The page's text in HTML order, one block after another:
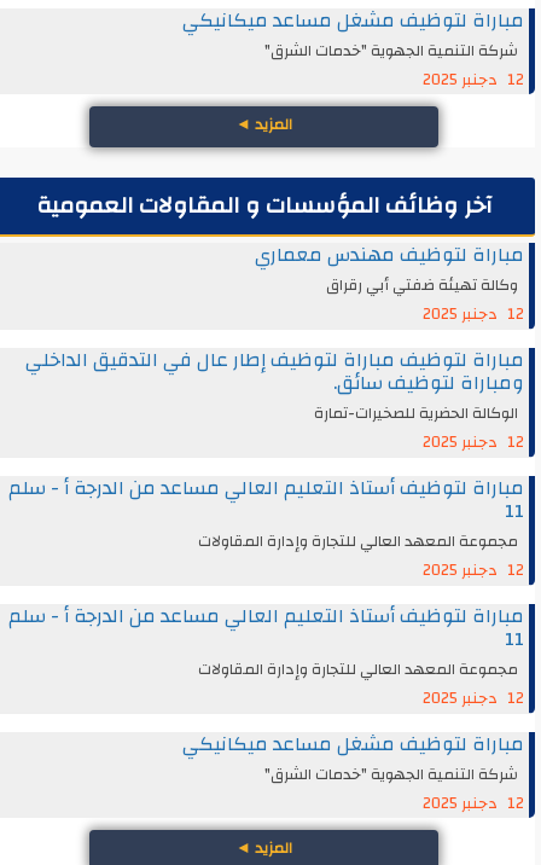
مباراة لتوظيف مشغل مساعد ميكانيكي
شركة التنمية الجهوية "خدمات الشرق"
12 دجنبر 2025
المزيد◄
آخر وظائف المؤسسات و المقاولات العمومية
مباراة لتوظيف مهندس معماري
وكالة تهيئة ضفتي أبي رقراق
12 دجنبر 2025
مباراة لتوظيف مباراة لتوظيف إطار عال في التدقيق الداخلي
ومباراة لتوظيف سائق.
الوكالة الحضرية للصخيرات-تمارة
12 دجنبر 2025
مباراة لتوظيف أستاذ التعليم العالي مساعد من الدرجة أ - سلم
11
مجموعة المعهد العالي للتجارة وإدارة المقاولات
12 دجنبر 2025
مباراة لتوظيف أستاذ التعليم العالي مساعد من الدرجة أ - سلم
11
مجموعة المعهد العالي للتجارة وإدارة المقاولات
12 دجنبر 2025
مباراة لتوظيف مشغل مساعد ميكانيكي
شركة التنمية الجهوية "خدمات الشرق"
12 دجنبر 2025
المزيد◄